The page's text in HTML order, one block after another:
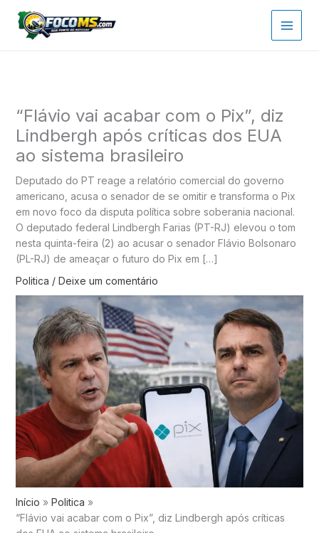
para
“Flávio vai acabar com o Pix”, diz
Lindbergh após críticas dos EUA
ao sistema brasileiro
Deputado do PT reage a relatório comercial do governo
americano, acusa o senador de se omitir e transforma o Pix
em novo foco da disputa política sobre soberania nacional.
O deputado federal Lindbergh Farias (PT-RJ) elevou o tom
nesta quinta-feira (2) ao acusar o senador Flávio Bolsonaro
(PL-RJ) de ameaçar o futuro do Pix em […]
Politica / Deixe um comentário
Início
Politica
“Flávio vai acabar com o Pix”, diz Lindbergh após críticas